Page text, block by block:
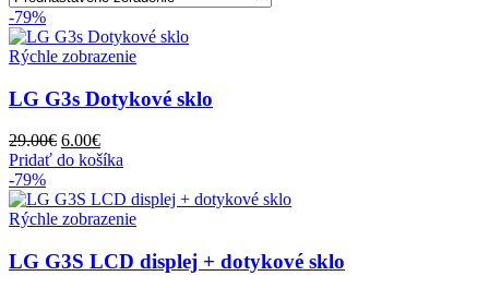
-79%
Rýchle zobrazenie
LG G3s Dotykové sklo
29.00€ Pôvodná
cena
29.00€.
6.00€Aktuálna
cena
6.00€.
Pridať do košíka
-79%
Rýchle zobrazenie
LG G3S LCD displej + dotykové sklo